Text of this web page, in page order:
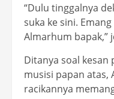
“Dulu tinggalnya
suka ke sini.
Almarhum bapak,”
Ditanya soal kesan
musisi papan atas,
racikannya